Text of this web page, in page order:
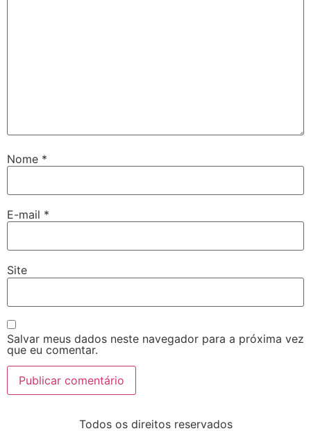
Nome *
E-mail *
Site
Salvar meus dados neste navegador para a próxima vez
que eu comentar.
Todos os direitos reservados